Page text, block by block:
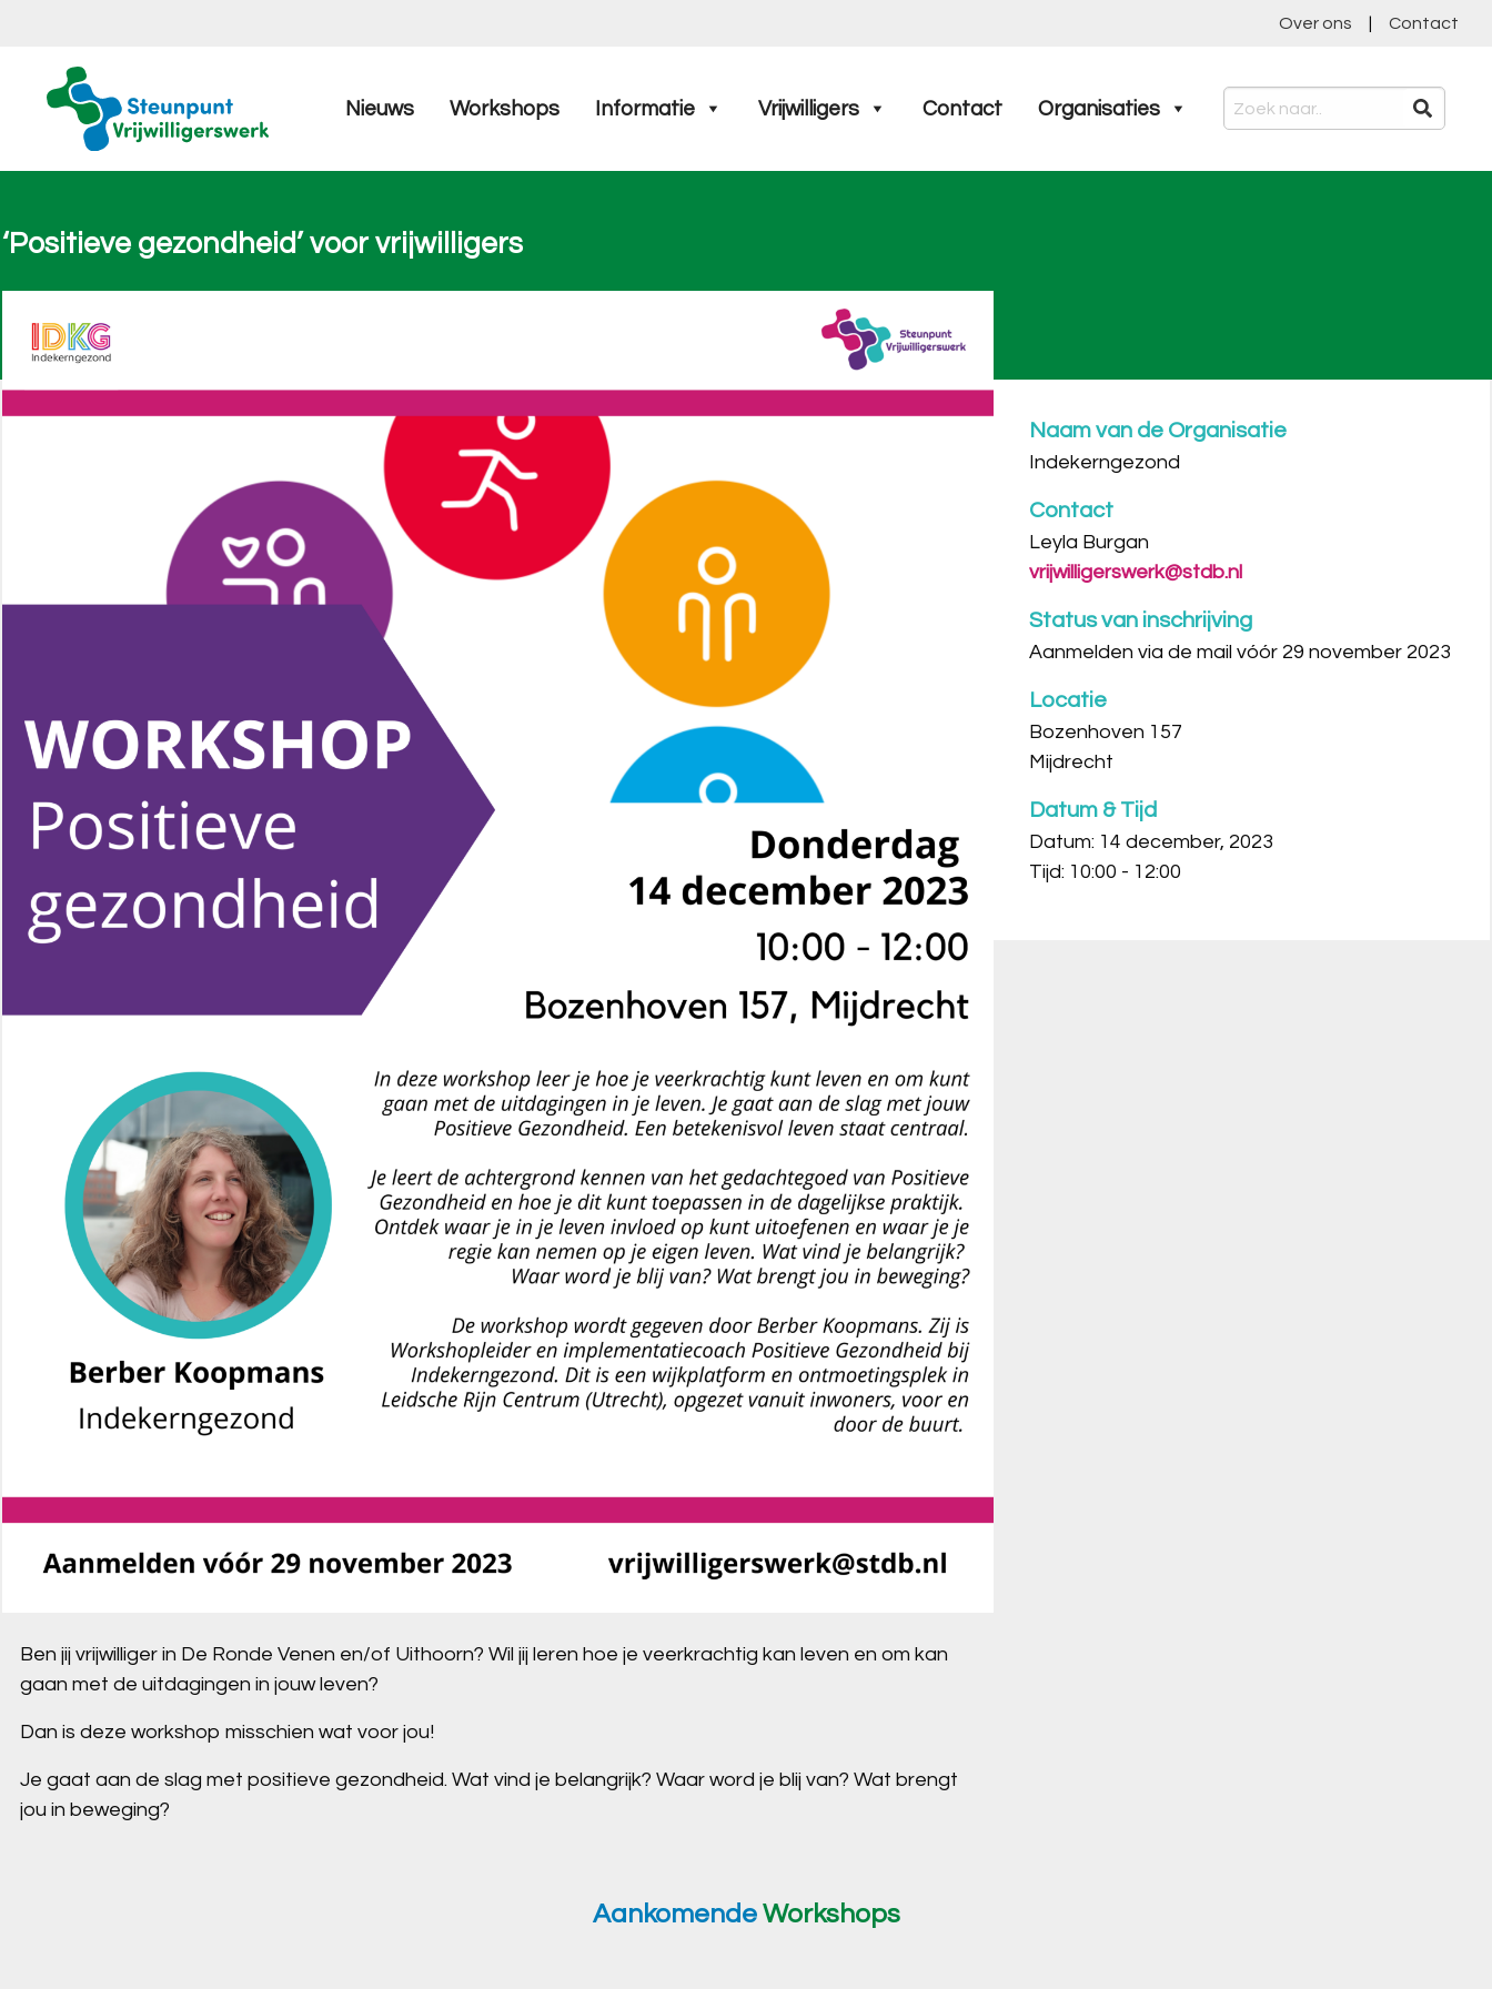
Over ons Contact
Nieuws Workshops Informatie Vrijwilligers Contact Organisaties
‘Positieve gezondheid’ voor vrijwilligers
Ben jij vrijwilliger in De Ronde Venen en/of Uithoorn? Wil jij leren hoe je veerkrachtig kan leven en om kan
gaan met de uitdagingen in jouw leven?
Dan is deze workshop misschien wat voor jou!
Je gaat aan de slag met positieve gezondheid. Wat vind je belangrijk? Waar word je blij van? Wat brengt
jou in beweging?
Naam van de Organisatie
Indekerngezond
Contact
Leyla Burgan
vrijwilligerswerk@stdb.nl
Status van inschrijving
Aanmelden via de mail vóór 29 november 2023
Locatie
Bozenhoven 157
Mijdrecht
Datum & Tijd
Datum: 14 december, 2023
Tijd: 10:00 - 12:00
Aankomende Workshops